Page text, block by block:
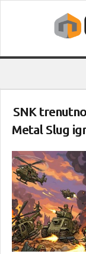
SNK
Metal Slug